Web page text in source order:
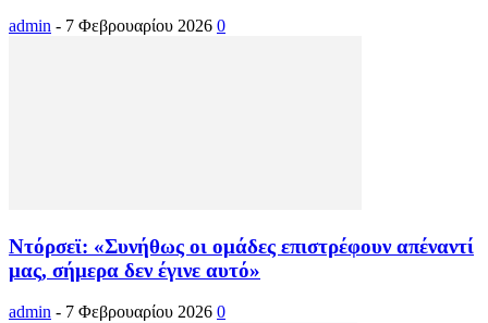
admin - 7 Φεβρουαρίου 2026 0
Ντόρσεϊ: «Συνήθως οι ομάδες επιστρέφουν απέναντί
μας, σήμερα δεν έγινε αυτό»
admin - 7 Φεβρουαρίου 2026 0